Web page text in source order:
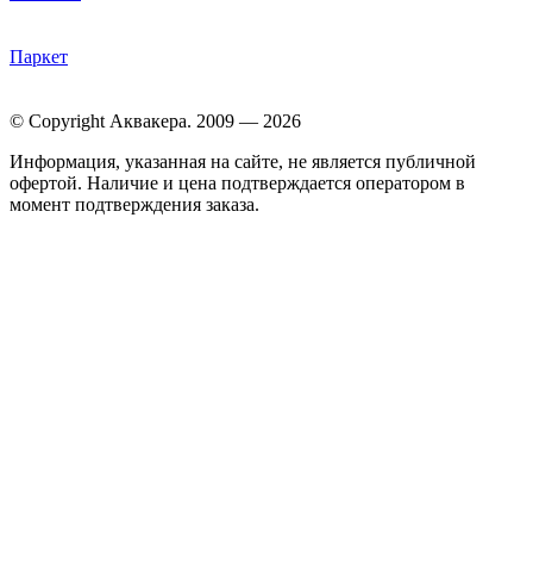
Паркет
© Copyright Аквакера. 2009 — 2026
Информация, указанная на сайте, не является публичной
офертой. Наличие и цена подтверждается оператором в
момент подтверждения заказа.